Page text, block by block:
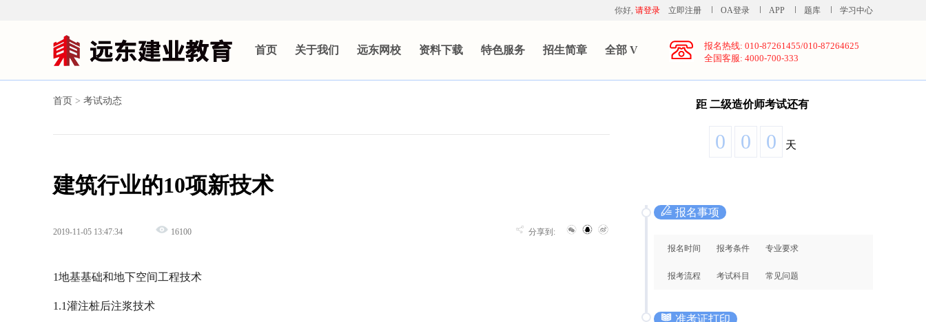
你好, 请登录 立即注册 OA登录 APP 题库 学习中心
首页 关于我们 远东网校 资料下载 特色服务 招生简章 全部 V
报名热线: 010-87261455/010-87264625
全国客服: 4000-700-333
首页 > 考试动态
建筑行业的10项新技术
2019-11-05 13:47:34 16100 分享到:
1地基基础和地下空间工程技术
1.1灌注桩后注浆技术
距 二级造价师考试还有
0 0 0 天
报名事项
报名时间 报考条件 专业要求
报考流程 考试科目 常见问题
准考证打印